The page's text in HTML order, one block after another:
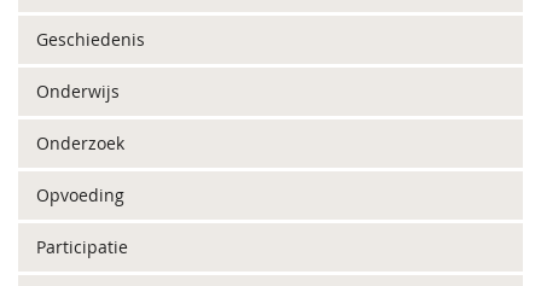
Geschiedenis
Onderwijs
Onderzoek
Opvoeding
Participatie